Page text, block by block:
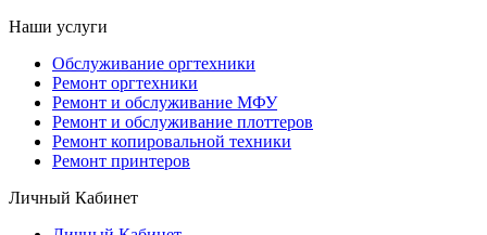
Наши услуги
Обслуживание оргтехники
Ремонт оргтехники
Ремонт и обслуживание МФУ
Ремонт и обслуживание плоттеров
Ремонт копировальной техники
Ремонт принтеров
Личный Кабинет